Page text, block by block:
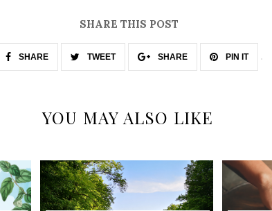
SHARE THIS POST
SHARE TWEET SHARE PIN IT
YOU MAY ALSO LIKE